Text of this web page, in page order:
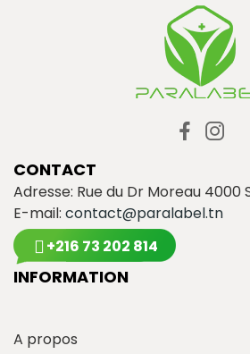
CONTACT
Adresse: Rue du Dr Moreau 4000
E-mail: contact@paralabel.tn
+216 73 202 814
INFORMATION
A propos